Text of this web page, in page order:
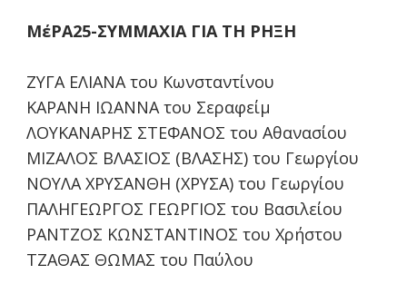
ΜέΡΑ25-ΣΥΜΜΑΧΙΑ ΓΙΑ ΤΗ ΡΗΞΗ
ΖΥΓΑ ΕΛΙΑΝΑ του Κωνσταντίνου
ΚΑΡΑΝΗ ΙΩΑΝΝΑ του Σεραφείμ
ΛΟΥΚΑΝΑΡΗΣ ΣΤΕΦΑΝΟΣ του Αθανασίου
ΜΙΖΑΛΟΣ ΒΛΑΣΙΟΣ (ΒΛΑΣΗΣ) του Γεωργίου
ΝΟΥΛΑ ΧΡΥΣΑΝΘΗ (ΧΡΥΣΑ) του Γεωργίου
ΠΑΛΗΓΕΩΡΓΟΣ ΓΕΩΡΓΙΟΣ του Βασιλείου
ΡΑΝΤΖΟΣ ΚΩΝΣΤΑΝΤΙΝΟΣ του Χρήστου
ΤΖΑΘΑΣ ΘΩΜΑΣ του Παύλου